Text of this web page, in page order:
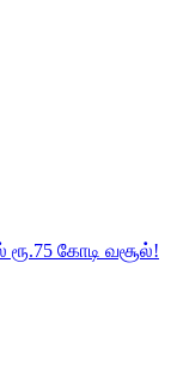
ரூ.75 கோடி வசூல்!